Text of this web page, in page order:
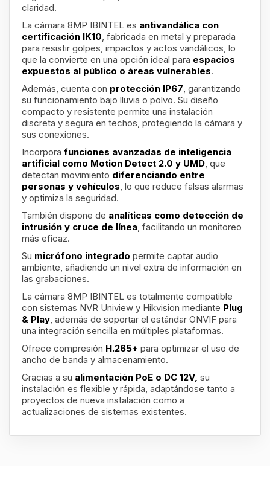
claridad.
La cámara 8MP IBINTEL es antivandálica con
certificación IK10, fabricada en metal y preparada
para resistir golpes, impactos y actos vandálicos, lo
que la convierte en una opción ideal para espacios
expuestos al público o áreas vulnerables.
Además, cuenta con protección IP67, garantizando
su funcionamiento bajo lluvia o polvo. Su diseño
compacto y resistente permite una instalación
discreta y segura en techos, protegiendo la cámara y
sus conexiones.
Incorpora funciones avanzadas de inteligencia
artificial como Motion Detect 2.0 y UMD, que
detectan movimiento diferenciando entre
personas y vehículos, lo que reduce falsas alarmas
y optimiza la seguridad.
También dispone de analíticas como detección de
intrusión y cruce de línea, facilitando un monitoreo
más eficaz.
Su micrófono integrado permite captar audio
ambiente, añadiendo un nivel extra de información en
las grabaciones.
La cámara 8MP IBINTEL es totalmente compatible
con sistemas NVR Uniview y Hikvision mediante Plug
& Play, además de soportar el estándar ONVIF para
una integración sencilla en múltiples plataformas.
Ofrece compresión H.265+ para optimizar el uso de
ancho de banda y almacenamiento.
Gracias a su alimentación PoE o DC 12V, su
instalación es flexible y rápida, adaptándose tanto a
proyectos de nueva instalación como a
actualizaciones de sistemas existentes.